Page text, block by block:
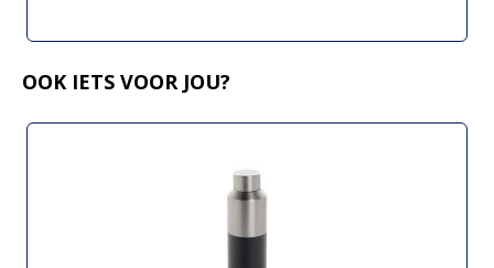
OOK IETS VOOR JOU?